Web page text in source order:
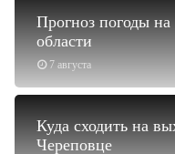
7 августа
Прогноз погоды на
области
Куда сходить на
Череповце